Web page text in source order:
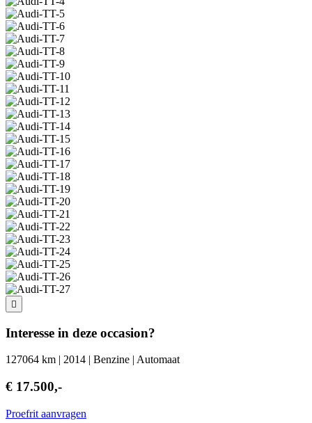
Interesse in deze occasion?
127064 km | 2014 | Benzine | Automaat
€ 17.500,-
Proefrit aanvragen